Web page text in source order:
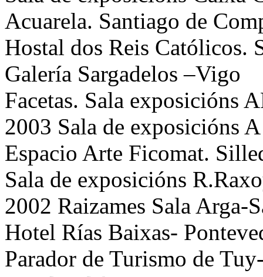
Acuarela. Santiago de
Hostal dos Reis Católicos.
Galería Sargadelos –Vigo
Facetas. Sala exposicións
2003 Sala de exposicións
Espacio Arte Ficomat.
Sala de exposicións
2002 Raizames Sala Arga-
Hotel Rías Baixas-
Parador de Turismo de